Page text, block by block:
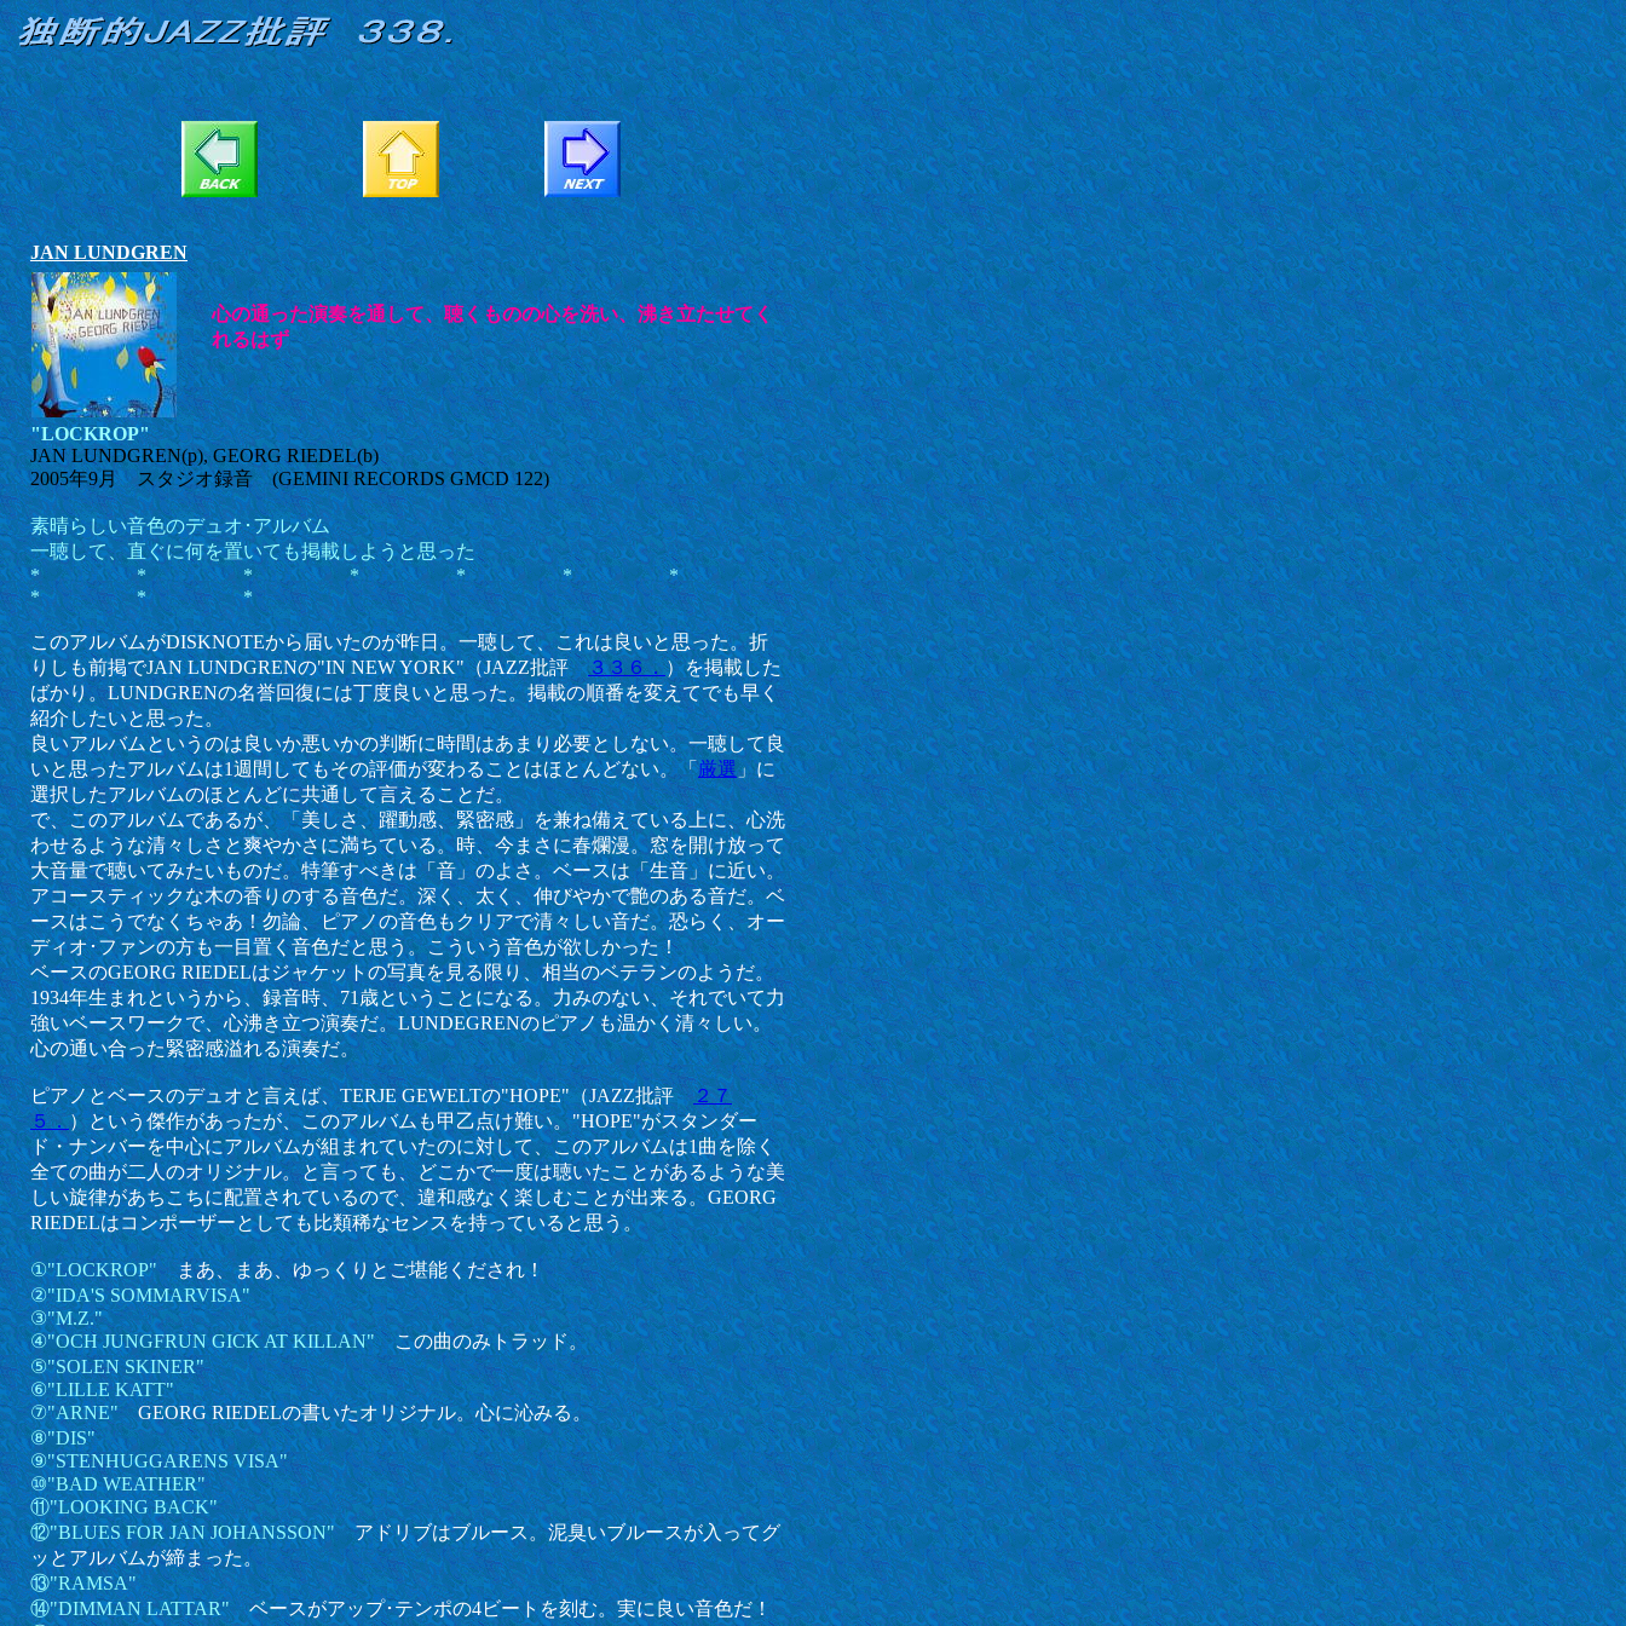
JAN LUNDGREN
心の通った演奏を通して、聴くものの心を洗い、沸き立たせてく
れるはず
"LOCKROP"
JAN LUNDGREN(p), GEORG RIEDEL(b)
2005年9月 スタジオ録音 (GEMINI RECORDS GMCD 122)
素晴らしい音色のデュオ･アルバム
一聴して、直ぐに何を置いても掲載しようと思った
* * * * * * *
* * *
このアルバムがDISKNOTEから届いたのが昨日。一聴して、これは良いと思った。折
りしも前掲でJAN LUNDGRENの"IN NEW YORK"（JAZZ批評３３６．）を掲載した
ばかり。LUNDGRENの名誉回復には丁度良いと思った。掲載の順番を変えてでも早く
紹介したいと思った。
良いアルバムというのは良いか悪いかの判断に時間はあまり必要としない。一聴して良
いと思ったアルバムは1週間してもその評価が変わることはほとんどない。「厳選」に
選択したアルバムのほとんどに共通して言えることだ。
で、このアルバムであるが、「美しさ、躍動感、緊密感」を兼ね備えている上に、心洗
わせるような清々しさと爽やかさに満ちている。時、今まさに春爛漫。窓を開け放って
大音量で聴いてみたいものだ。特筆すべきは「音」のよさ。ベースは「生音」に近い。
アコースティックな木の香りのする音色だ。深く、太く、伸びやかで艶のある音だ。ベ
ースはこうでなくちゃあ！勿論、ピアノの音色もクリアで清々しい音だ。恐らく、オー
ディオ･ファンの方も一目置く音色だと思う。こういう音色が欲しかった！
ベースのGEORG RIEDELはジャケットの写真を見る限り、相当のベテランのようだ。
1934年生まれというから、録音時、71歳ということになる。力みのない、それでいて力
強いベースワークで、心沸き立つ演奏だ。LUNDEGRENのピアノも温かく清々しい。
心の通い合った緊密感溢れる演奏だ。
ピアノとベースのデュオと言えば、TERJE GEWELTの"HOPE"（JAZZ批評２７
５．）という傑作があったが、このアルバムも甲乙点け難い。"HOPE"がスタンダー
ド・ナンバーを中心にアルバムが組まれていたのに対して、このアルバムは1曲を除く
全ての曲が二人のオリジナル。と言っても、どこかで一度は聴いたことがあるような美
しい旋律があちこちに配置されているので、違和感なく楽しむことが出来る。GEORG
RIEDELはコンポーザーとしても比類稀なセンスを持っていると思う。
①"LOCKROP"まあ、まあ、ゆっくりとご堪能くだされ！
②"IDA'S SOMMARVISA"
③"M.Z."
④"OCH JUNGFRUN GICK AT KILLAN"この曲のみトラッド。
⑤"SOLEN SKINER"
⑥"LILLE KATT"
⑦"ARNE"GEORG RIEDELの書いたオリジナル。心に沁みる。
⑧"DIS"
⑨"STENHUGGARENS VISA"
⑩"BAD WEATHER"
⑪"LOOKING BACK"
⑫"BLUES FOR JAN JOHANSSON"アドリブはブルース。泥臭いブルースが入ってグ
ッとアルバムが締まった。
⑬"RAMSA"
⑭"DIMMAN LATTAR"ベースがアップ･テンポの4ビートを刻む。実に良い音色だ！